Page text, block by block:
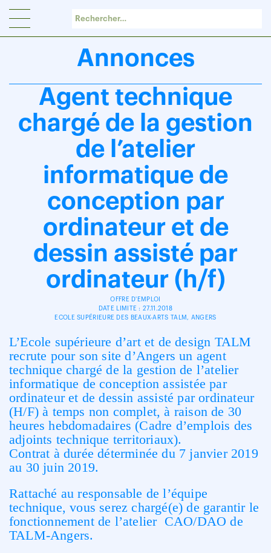
Annonces
Agent technique
chargé de la gestion
de l’atelier
informatique de
conception par
ordinateur et de
dessin assisté par
ordinateur (h/f)
OFFRE D'EMPLOI
DATE LIMITE : 27.11.2018
ECOLE SUPÉRIEURE DES BEAUX-ARTS TALM, ANGERS
L’Ecole supérieure d’art et de design TALM
recrute pour son site d’Angers un agent
technique chargé de la gestion de l’atelier
informatique de conception assistée par
ordinateur et de dessin assisté par ordinateur
(H/F) à temps non complet, à raison de 30
heures hebdomadaires (Cadre d’emplois des
adjoints technique territoriaux).
Contrat à durée déterminée du 7 janvier 2019
au 30 juin 2019.
Rattaché au responsable de l’équipe
technique, vous serez chargé(e) de garantir le
fonctionnement de l’atelier CAO/DAO de
TALM-Angers.